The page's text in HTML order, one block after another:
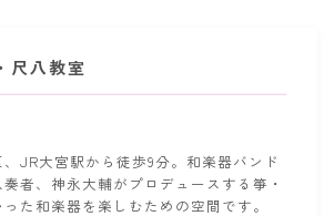
尺八教室
JR大宮駅から徒歩9分。和楽器バンド
者、神永大輔がプロデュースする箏・
た和楽器を楽しむための空間です。